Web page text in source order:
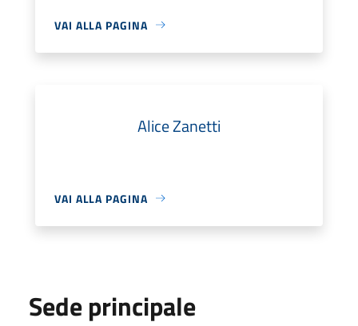
VAI ALLA PAGINA
Alice Zanetti
VAI ALLA PAGINA
Sede principale